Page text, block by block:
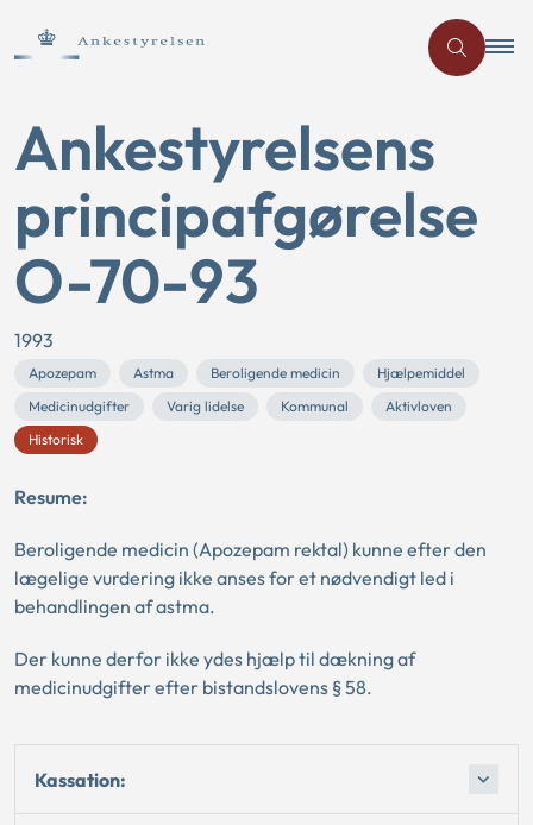
Ankestyrelsens
principafgørelse
O-70-93
1993
Apozepam Astma Beroligende medicin
Hjælpemiddel
Medicinudgifter
Varig lidelse Kommunal
Aktivloven
Historisk
Resume:
Beroligende medicin (Apozepam rektal) kunne efter den
lægelige vurdering ikke anses for et nødvendigt led i
behandlingen af astma.
Der kunne derfor ikke ydes hjælp til dækning af
medicinudgifter efter bistandslovens § 58.
Kassation: